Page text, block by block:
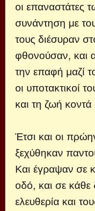
οι επαναστάτες
συνάντηση με
τους διέσυραν
φθονούσαν, και
την επαφή μαζί
οι υποτακτικοί
και τη ζωή κοντά
Έτσι και οι
ξεχύθηκαν
Και έγραψαν σε
οδό, και σε κάθε
ελευθερία και